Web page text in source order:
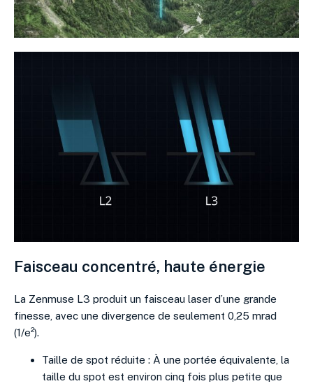
Faisceau concentré, haute énergie
La Zenmuse L3 produit un faisceau laser d’une grande
finesse, avec une divergence de seulement 0,25 mrad
(1/e²).
Taille de spot réduite : À une portée équivalente, la
taille du spot est environ cinq fois plus petite que